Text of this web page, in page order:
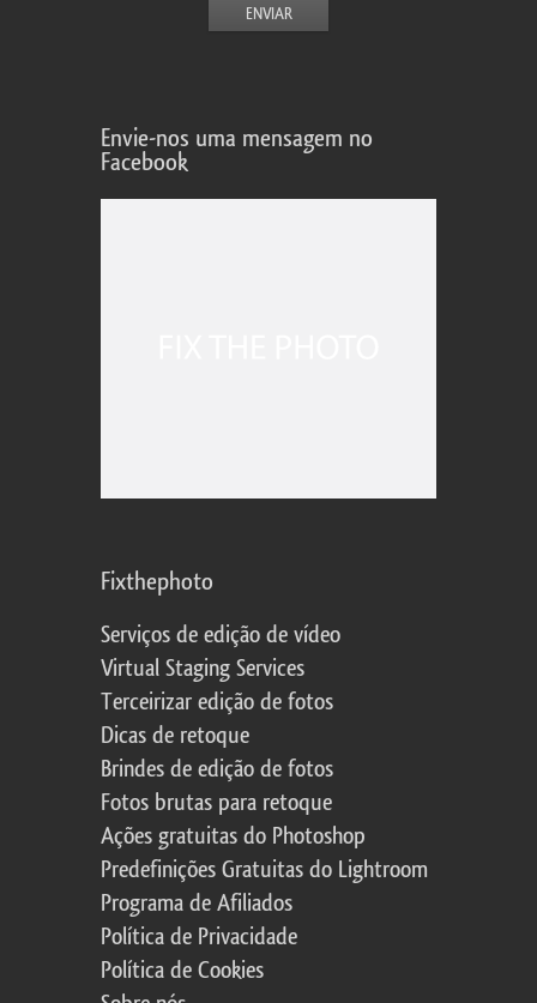
Envie-nos uma mensagem no
Facebook
Fixthephoto
Serviços de edição de vídeo
Virtual Staging Services
Terceirizar edição de fotos
Dicas de retoque
Brindes de edição de fotos
Fotos brutas para retoque
Ações gratuitas do Photoshop
Predefinições Gratuitas do Lightroom
Programa de Afiliados
Política de Privacidade
Política de Cookies